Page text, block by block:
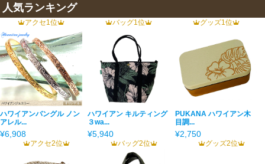
人気ランキング
アクセ1位
ハワイアンバングル ノン
アレル...
¥6,908
バッグ1位
ハワイアン キルティング
３wa...
¥5,940
グッズ1位
PUKANA ハワイアン木
目調...
¥2,750
アクセ2位 バッグ2位 グッズ2位